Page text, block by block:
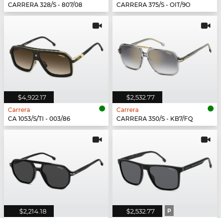
CARRERA 328/S - 807/08
CARRERA 375/S - OIT/9O
$4,922.17
Carrera
CA 1053/S/TI - 003/86
$2,532.77
Carrera
CARRERA 350/S - KB7/FQ
$2,214.18 $2,532.77 P